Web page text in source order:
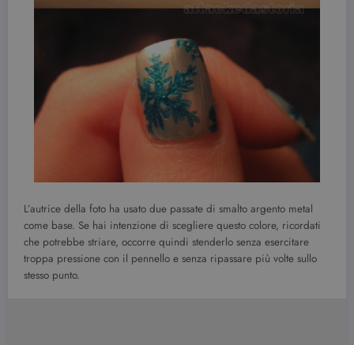
L’autrice della foto ha usato due passate di smalto argento metal
come base. Se hai intenzione di scegliere questo colore, ricordati
che potrebbe striare, occorre quindi stenderlo senza esercitare
troppa pressione con il pennello e senza ripassare più volte sullo
stesso punto.